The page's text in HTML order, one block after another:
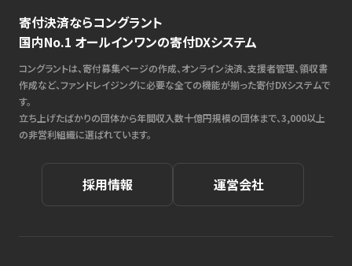
寄付決済ならコングラント
国内No.1 オールインワンの寄付DXシステム
コングラントは、寄付募集ページの作成、オンライン決済、支援者管理、領収書
作成など、ファンドレイジングに必要な全ての機能が揃った寄付DXシステムで
す。
立ち上げたばかりの団体から年間収入数十億円規模の団体まで、3,000以上
の非営利組織に選ばれています。
採用情報 運営会社